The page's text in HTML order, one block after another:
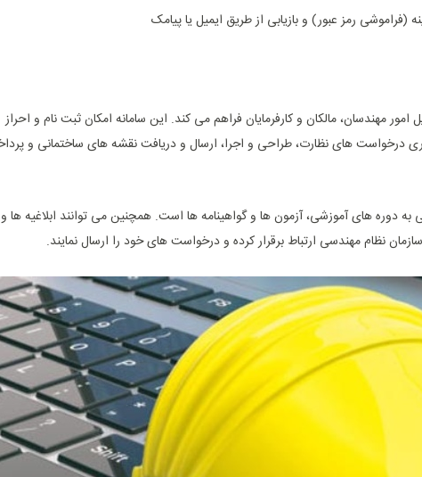
(فراموشی رمز عبور) و بازیابی از طریق ایمیل یا پیامک
مهندسان، مالکان و کارفرمایان فراهم می ‌کند. این سامانه امکان ثبت ‌نام و احراز
درخواست ‌های نظارت، طراحی و اجرا، ارسال و دریافت نقشه‌ های ساختمانی و
دوره‌ های آموزشی، آزمون‌ ها و گواهینامه‌ ها است. همچنین می توانند ابلاغیه‌ ها و
نظام مهندسی ارتباط برقرار کرده و درخواست ‌های خود را ارسال نمایند.